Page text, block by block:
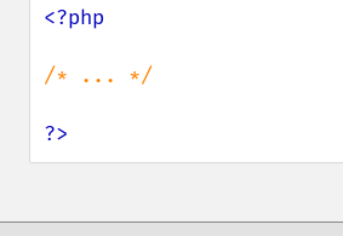
<?php
/* ... */
?>